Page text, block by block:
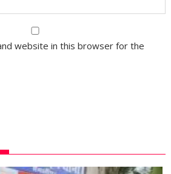
website in this browser for the